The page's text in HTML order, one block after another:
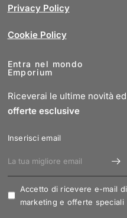
Privacy Policy
Cookie Policy
Entra nel mondo
Emporium
Riceverai le ultime novità ed
offerte esclusive
Inserisci email
Accetto di ricevere e-mail di
marketing e offerte speciali